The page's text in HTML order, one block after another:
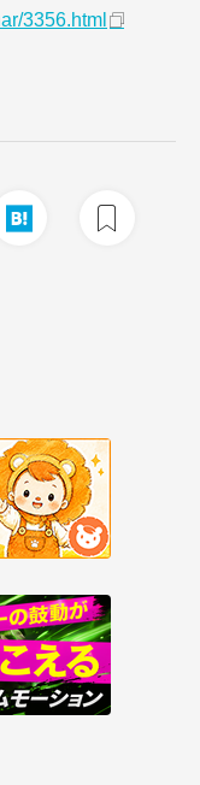
3356.html